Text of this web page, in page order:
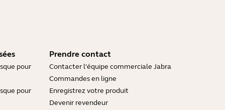
pour
pour
Prendre contact
Contacter l'équipe commerciale Jabra
Commandes en ligne
Enregistrez votre produit
Devenir revendeur